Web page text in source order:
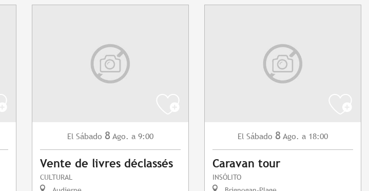
El Sábado 8 Ago. a 9:00
Vente de livres déclassés
CULTURAL
El Sábado 8 Ago. a 18:00
Caravan tour
INSÓLITO